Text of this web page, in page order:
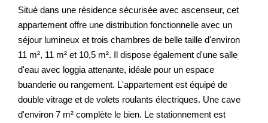
Situé dans une résidence sécurisée avec ascenseur, cet
appartement offre une distribution fonctionnelle avec un
séjour lumineux et trois chambres de belle taille d'environ
11 m², 11 m² et 10,5 m². Il dispose également d'une salle
d'eau avec loggia attenante, idéale pour un espace
buanderie ou rangement. L'appartement est équipé de
double vitrage et de volets roulants électriques. Une cave
d'environ 7 m² complète le bien. Le stationnement est